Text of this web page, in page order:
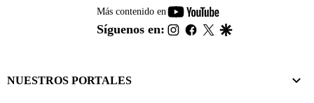
Más contenido en
youtube-
footer
Síguenos en: instagram
facebook
twitter
NUESTROS PORTALES